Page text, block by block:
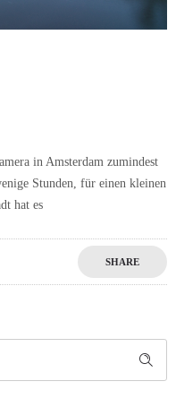
in Amsterdam zumindest
Stunden, für einen kleinen
hat es
SHARE